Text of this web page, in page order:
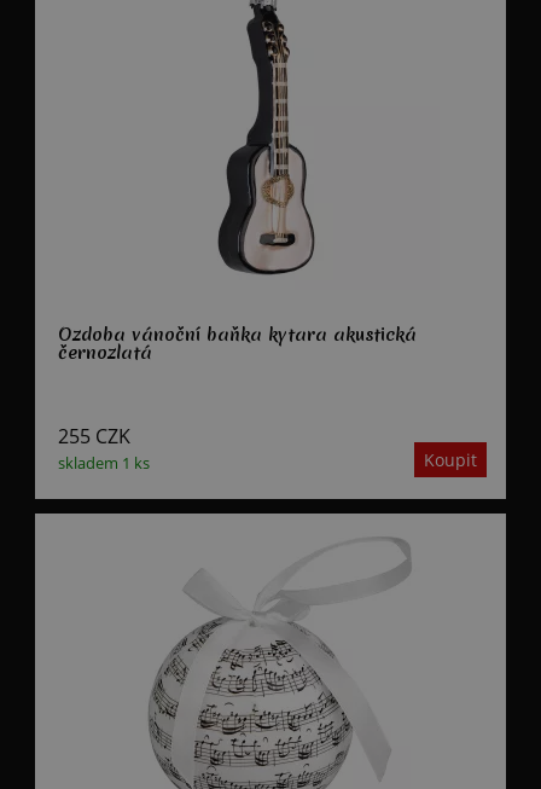
Ozdoba vánoční baňka kytara akustická
černozlatá
skladem 1 ks
255 CZK